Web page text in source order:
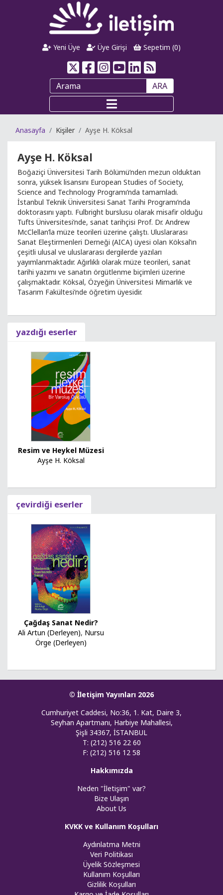
Yeni Üye Üye Girişi Sepetim (0)
ARA
Anasayfa Kişiler Ayşe H. Köksal
Ayşe H. Köksal
Boğaziçi Üniversitesi Tarih Bölümü’nden mezun olduktan
sonra, yüksek lisansını European Studies of Society,
Science and Technology Programı’nda tamamladı.
İstanbul Teknik Üniversitesi Sanat Tarihi Programı’nda
doktorasını yaptı. Fulbright burslusu olarak misafir olduğu
Tufts Üniversitesi’nde, sanat tarihçisi Prof. Dr. Andrew
McClellan’la müze teorileri üzerine çalıştı. Uluslararası
Sanat Eleştirmenleri Derneği (AICA) üyesi olan Köksal’ın
çeşitli ulusal ve uluslararası dergilerde yazıları
yayımlanmaktadır. Ağırlıklı olarak müze teorileri, sanat
tarihi yazımı ve sanatın örgütlenme biçimleri üzerine
çalışmaktadır. Köksal, Özyeğin Üniversitesi Mimarlık ve
Tasarım Fakültesi’nde öğretim üyesidir.
yazdığı eserler
Resim ve Heykel Müzesi
Ayşe H. Köksal
çevirdiği eserler
Çağdaş Sanat Nedir?
Ali Artun (Derleyen), Nursu
Örge (Derleyen)
© İletişim Yayınları 2026
Cumhuriyet Caddesi, No:36, 1. Kat, Daire 3,
Seyhan Apartmanı, Harbiye Mahallesi,
Şişli 34367, İSTANBUL
T: (212) 516 22 60
F: (212) 516 12 58
Hakkımızda
Neden "İletişim" var?
Bize Ulaşın
About Us
KVKK ve Kullanım Koşulları
Aydınlatma Metni
Veri Politikası
Üyelik Sözleşmesi
Kullanım Koşulları
Gizlilik Koşulları